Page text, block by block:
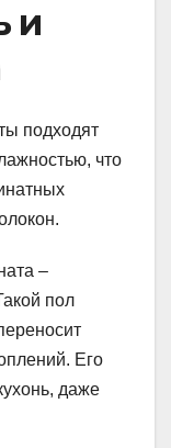
и
подходят
что
–
пол
Его
даже